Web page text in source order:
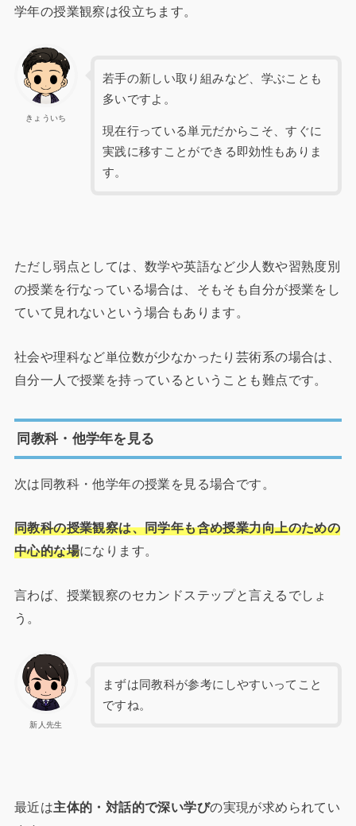
学年の授業観察は役立ちます。
きょういち
若手の新しい取り組みなど、学ぶことも
多いですよ。
現在行っている単元だからこそ、すぐに
実践に移すことができる即効性もありま
す。
ただし弱点としては、数学や英語など少人数や習熟度別
の授業を行なっている場合は、そもそも自分が授業をし
ていて見れないという場合もあります。
社会や理科など単位数が少なかったり芸術系の場合は、
自分一人で授業を持っているということも難点です。
同教科・他学年を見る
次は同教科・他学年の授業を見る場合です。
同教科の授業観察は、同学年も含め授業力向上のための
中心的な場になります。
言わば、授業観察のセカンドステップと言えるでしょ
う。
新人先生
まずは同教科が参考にしやすいってこと
ですね。
最近は主体的・対話的で深い学びの実現が求められてい